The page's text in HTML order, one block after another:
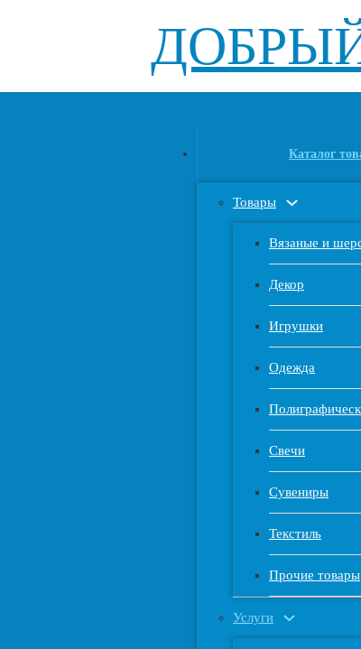
Каталог
Товары
Вязаные и
Декор
Игрушки
Одежда
Свечи
Сувениры
Текстиль
Прочие товары
Услуги